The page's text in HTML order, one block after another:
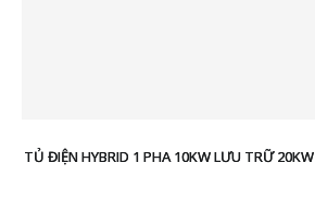
TỦ ĐIỆN HYBRID 1 PHA 10KW LƯU TRỮ 20KW